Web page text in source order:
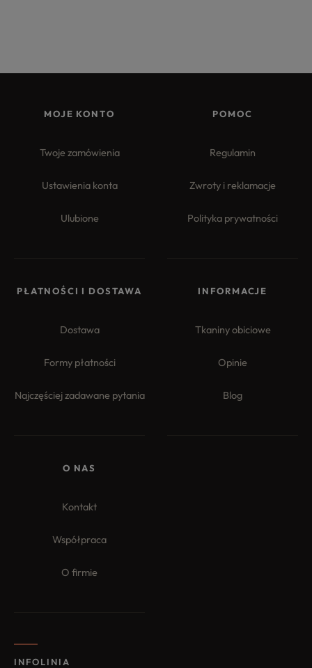
MOJE KONTO
Twoje zamówienia
Ustawienia konta
Ulubione
POMOC
Regulamin
Zwroty i reklamacje
Polityka prywatności
PŁATNOŚCI I DOSTAWA
Dostawa
Formy płatności
Najczęściej zadawane pytania
INFORMACJE
Tkaniny obiciowe
Opinie
Blog
O NAS
Kontakt
Współpraca
O firmie
INFOLINIA